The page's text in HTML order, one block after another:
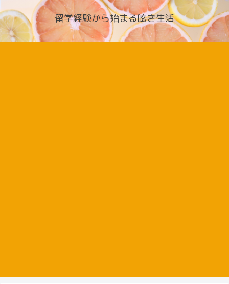
留学経験から始まる呟き生活